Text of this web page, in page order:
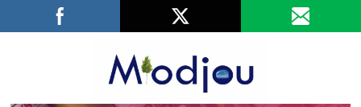
Facebook
LinkedIn